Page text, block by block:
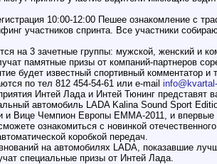
10:00-12:00 Пешее ознакомление с
участников спринта. Все участники
на 3 зачетные группы: мужской, женский и
памятные призы от компаний-партнеров
будет известный спортивный комментатор
по тел 812 454-54-61 или e-mail
Интей Лада и Интей Тюнинг представят
автомобиль LADA Kalina Sound Sport
и Вице Чемпион Европы ЕММА-2011, и впервые
ознакомиться с новинкой
коробкой передач.
на автомобилях LADA, показавшие
специальные призы от Интей Лада.